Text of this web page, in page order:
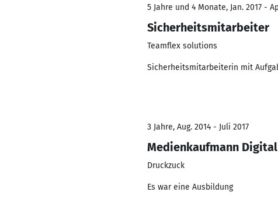
5 Jahre und 4 Monate, Jan. 2017 -
Sicherheitsmitarbeiter
Teamflex solutions
Sicherheitsmitarbeiterin mit
3 Jahre, Aug. 2014 - Juli 2017
Medienkaufmann
Druckzuck
Es war eine Ausbildung